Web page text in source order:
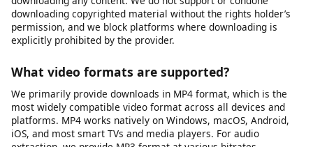
Is it legal to download videos for personal use?
This tool is intended for downloading content you own, have
explicit permission to download, or that is published under an
own social media posts, videos shared by businesses or
creators for public reuse, public domain content, and any
material where the publisher has granted download rights.
Always verify you have the necessary rights before
downloading any content. We do not support or condone
downloading copyrighted material without the rights holder’s